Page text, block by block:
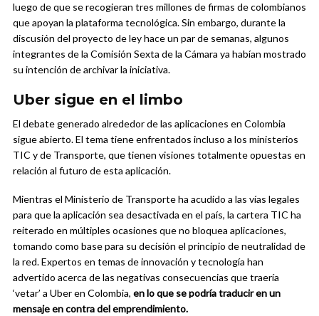
luego de que se recogieran tres millones de firmas de colombianos
que apoyan la plataforma tecnológica. Sin embargo, durante la
discusión del proyecto de ley hace un par de semanas, algunos
integrantes de la Comisión Sexta de la Cámara ya habían mostrado
su intención de archivar la iniciativa.
Uber sigue en el limbo
El debate generado alrededor de las aplicaciones en Colombia
sigue abierto. El tema tiene enfrentados incluso a los ministerios
TIC y de Transporte, que tienen visiones totalmente opuestas en
relación al futuro de esta aplicación.
Mientras el Ministerio de Transporte ha acudido a las vías legales
para que la aplicación sea desactivada en el país, la cartera TIC ha
reiterado en múltiples ocasiones que no bloquea aplicaciones,
tomando como base para su decisión el principio de neutralidad de
la red. Expertos en temas de innovación y tecnología han
advertido acerca de las negativas consecuencias que traería
‘vetar’ a Uber en Colombia, en lo que se podría traducir en un
mensaje en contra del emprendimiento.